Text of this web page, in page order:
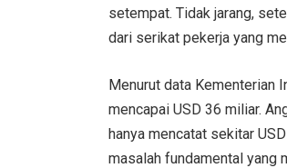
setempat. Tidak jarang,
dari serikat pekerja yang
Menurut data Kementerian
mencapai USD 36 miliar.
hanya mencatat sekitar
masalah fundamental yang